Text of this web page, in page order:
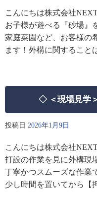
こんにちは株式会社
お子様が遊べる『砂場』
家庭菜園など、お客様の
ます！外構に関すること
◇ ＜現場見学
投稿日 2026年1月9日
こんにちは株式会社
打設の作業を見に外構現
丁寧かつスムーズな作業
少し時間を置いてから【
上げをするそうです！